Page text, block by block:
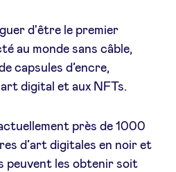
d'être le premier
au monde sans câble,
capsules d’encre,
digital et aux NFTs.
près de 1000
d’art digitales en noir et
peuvent les obtenir soit